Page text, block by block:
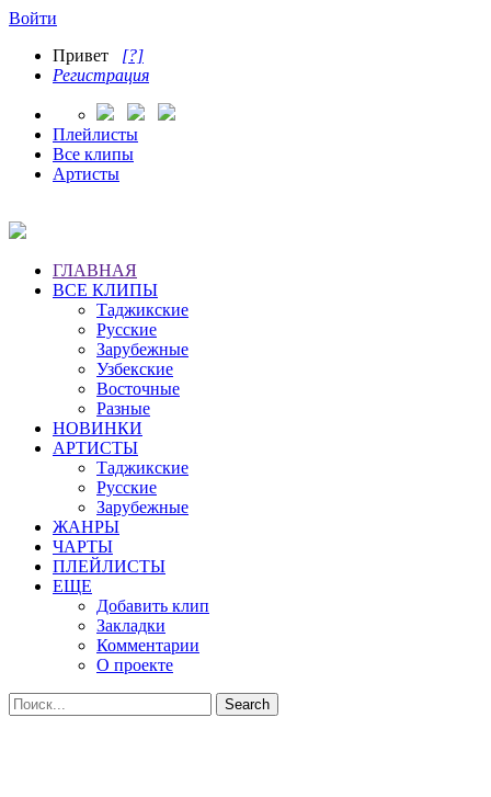
Войти
Привет [?]
Регистрация
Плейлисты
Все клипы
Артисты
ГЛАВНАЯ
ВСЕ КЛИПЫ
Таджикские
Русские
Зарубежные
Узбекские
Восточные
Разные
НОВИНКИ
АРТИСТЫ
Таджикские
Русские
Зарубежные
ЖАНРЫ
ЧАРТЫ
ПЛЕЙЛИСТЫ
ЕЩЕ
Добавить клип
Закладки
Комментарии
О проекте